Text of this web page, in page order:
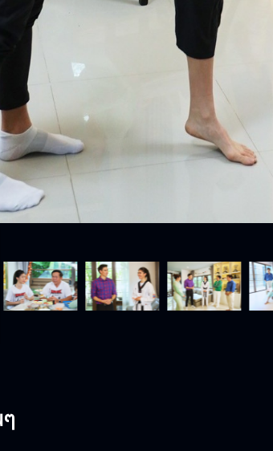
“เปรี้ยวปาก Festival 2026" แท็กทีม
ของดีร้านดัง ฉลองก้าวสู่ปีที่ 23
2026-08-04 13:47:55
ว
รายการข่าว
วประชาสัมพันธ์
รู้จักเรา
นโยบายด้านลิขสิทธิ์